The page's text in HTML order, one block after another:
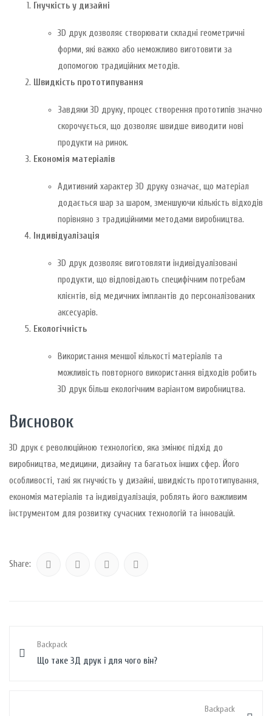
Гнучкість у дизайні
3D друк дозволяє створювати складні геометричні
форми, які важко або неможливо виготовити за
допомогою традиційних методів.
Швидкість прототипування
Завдяки 3D друку, процес створення прототипів значно
скорочується, що дозволяє швидше виводити нові
продукти на ринок.
Економія матеріалів
Адитивний характер 3D друку означає, що матеріал
додається шар за шаром, зменшуючи кількість відходів
порівняно з традиційними методами виробництва.
Індивідуалізація
3D друк дозволяє виготовляти індивідуалізовані
продукти, що відповідають специфічним потребам
клієнтів, від медичних імплантів до персоналізованих
аксесуарів.
Екологічність
Використання меншої кількості матеріалів та
можливість повторного використання відходів робить
3D друк більш екологічним варіантом виробництва.
Висновок
3D друк є революційною технологією, яка змінює підхід до
виробництва, медицини, дизайну та багатьох інших сфер. Його
особливості, такі як гнучкість у дизайні, швидкість прототипування,
економія матеріалів та індивідуалізація, роблять його важливим
інструментом для розвитку сучасних технологій та інновацій.
Share:
Backpack
Що таке 3Д друк і для чого він?
Backpack